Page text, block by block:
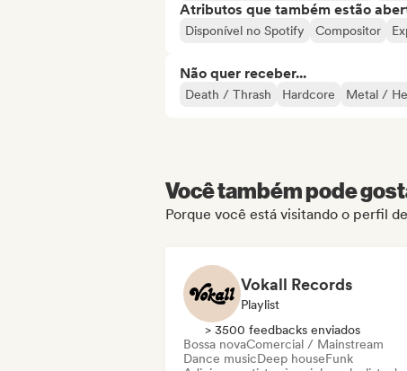
Atributos que também estão
Disponível no Spotify Compositor
Não quer receber...
Death / Thrash Hardcore Metal /
Você também pode
Porque você está visitando o perfil
Vokall Records
Playlist
> 3500 feedbacks enviados
Bossa novaComercial / Mainstream
Dance musicDeep houseFunk